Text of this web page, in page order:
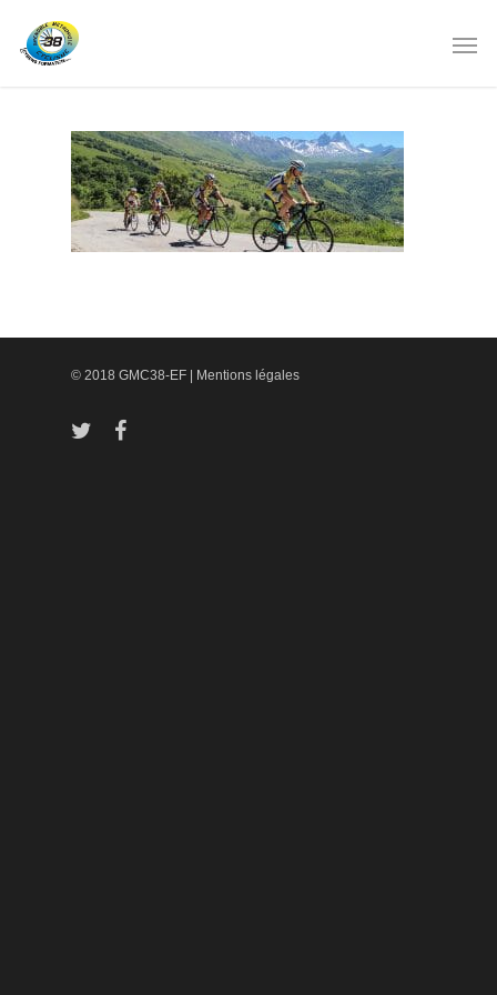
© 2018 GMC38-EF | Mentions légales